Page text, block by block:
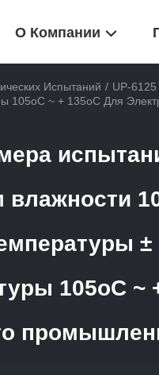
О Компании
Испытаний / UP-
~ + 135oC Для
влажности
±
105oC ~